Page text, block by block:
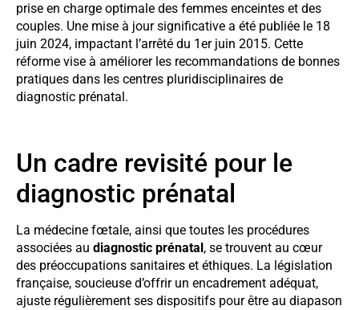
prise en charge optimale des femmes enceintes et des
couples. Une mise à jour significative a été publiée le 18
juin 2024, impactant l’arrêté du 1er juin 2015. Cette
réforme vise à améliorer les recommandations de bonnes
pratiques dans les centres pluridisciplinaires de
diagnostic prénatal.
Un cadre revisité pour le
diagnostic prénatal
La médecine fœtale, ainsi que toutes les procédures
associées au diagnostic prénatal , se trouvent au cœur
des préoccupations sanitaires et éthiques. La législation
française, soucieuse d’offrir un encadrement adéquat,
ajuste régulièrement ses dispositifs pour être au diapason